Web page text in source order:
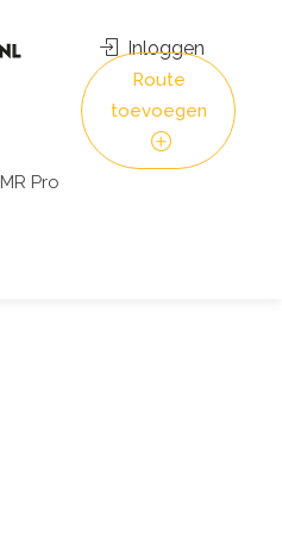
MR Pro
Inloggen
Route
toevoegen